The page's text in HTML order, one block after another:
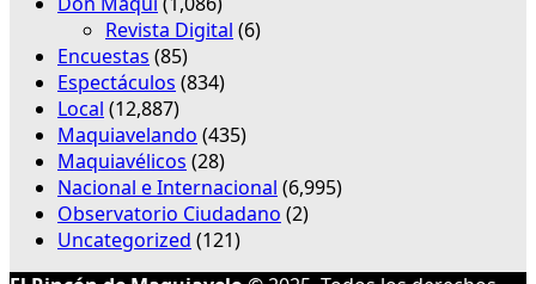
Revista Digital (6)
Encuestas (85)
Espectáculos (834)
Local (12,887)
Maquiavelando (435)
Maquiavélicos (28)
Nacional e Internacional (6,995)
Observatorio Ciudadano (2)
Uncategorized (121)